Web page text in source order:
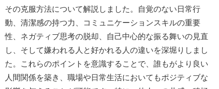
その克服方法について解説しました。自覚のない日常行
動、清潔感の持つ力、コミュニケーションスキルの重要
性、ネガティブ思考の脱却、自己中心的な振る舞いの見直
し、そして嫌われる人と好かれる人の違いを深堀りしまし
た。これらのポイントを意識することで、誰もがより良い
人間関係を築き、職場や日常生活においてもポジティブな